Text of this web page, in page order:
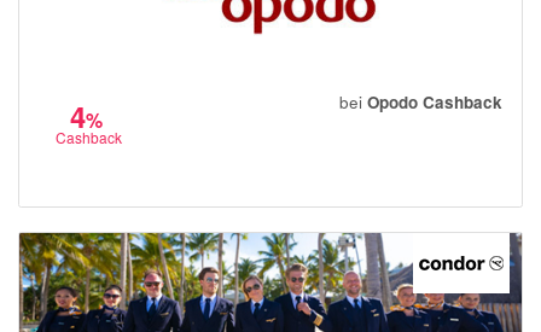
4%
Cashback
bei Opodo Cashback